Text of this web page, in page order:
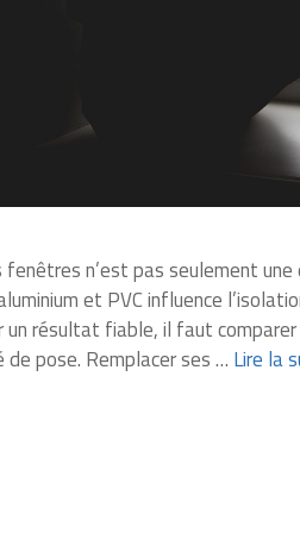
fenêtres n’est pas seulement
et PVC influence
un résultat fiable, il faut
pose. Remplacer ses … Lire la